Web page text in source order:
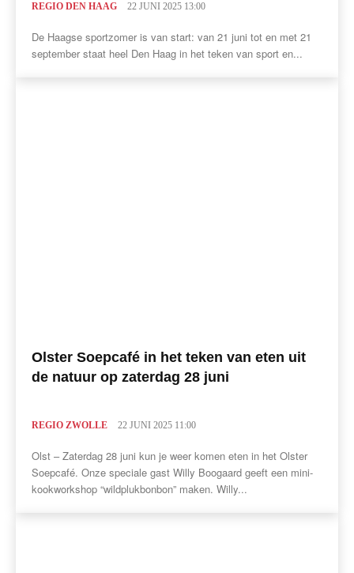
REGIO DEN HAAG 22 JUNI 2025 13:00
De Haagse sportzomer is van start: van 21 juni tot en met 21
september staat heel Den Haag in het teken van sport en...
Olster Soepcafé in het teken van eten uit
de natuur op zaterdag 28 juni
REGIO ZWOLLE 22 JUNI 2025 11:00
Olst – Zaterdag 28 juni kun je weer komen eten in het Olster
Soepcafé. Onze speciale gast Willy Boogaard geeft een mini-
kookworkshop “wildplukbonbon” maken. Willy...